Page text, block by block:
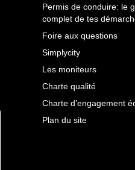
Permis de conduire: le
complet de tes
Foire aux questions
Simplycity
Les moniteurs
Charte qualité
Charte d’engagement
Plan du site